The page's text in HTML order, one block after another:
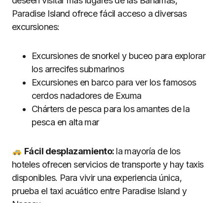
Paradise Island ofrece fácil acceso a diversas
excursiones:
Excursiones de snorkel y buceo para explorar
los arrecifes submarinos
Excursiones en barco para ver los famosos
cerdos nadadores de Exuma
Chárters de pesca para los amantes de la
pesca en alta mar
Fácil desplazamiento: la mayoría de los
hoteles ofrecen servicios de transporte y hay taxis
disponibles. Para vivir una experiencia única,
prueba el taxi acuático entre Paradise Island y